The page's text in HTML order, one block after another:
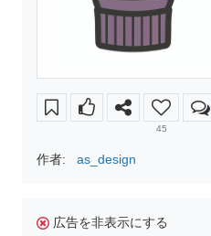
45
作者: as_design
広告を非表示にする